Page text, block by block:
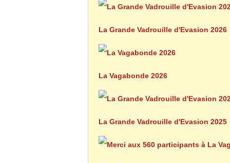
La Grande Vadrouille d'Evasion 2026
La Vagabonde 2026
La Grande Vadrouille d'Evasion 2025